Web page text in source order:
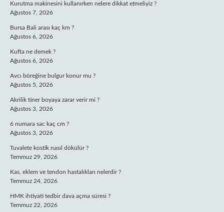
Kurutma makinesini kullanırken nelere dikkat etmeliyiz ?
Ağustos 7, 2026
Bursa Bali arası kaç km ?
Ağustos 6, 2026
Kufta ne demek ?
Ağustos 6, 2026
Avcı böreğine bulgur konur mu ?
Ağustos 5, 2026
Akrilik tiner boyaya zarar verir mi ?
Ağustos 3, 2026
6 numara sac kaç cm ?
Ağustos 3, 2026
Tuvalete kostik nasıl dökülür ?
Temmuz 29, 2026
Kas, eklem ve tendon hastalıkları nelerdir ?
Temmuz 24, 2026
HMK ihtiyati tedbir dava açma süresi ?
Temmuz 22, 2026